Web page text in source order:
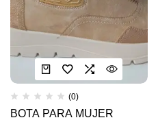
(0)
BOTA PARA MUJER